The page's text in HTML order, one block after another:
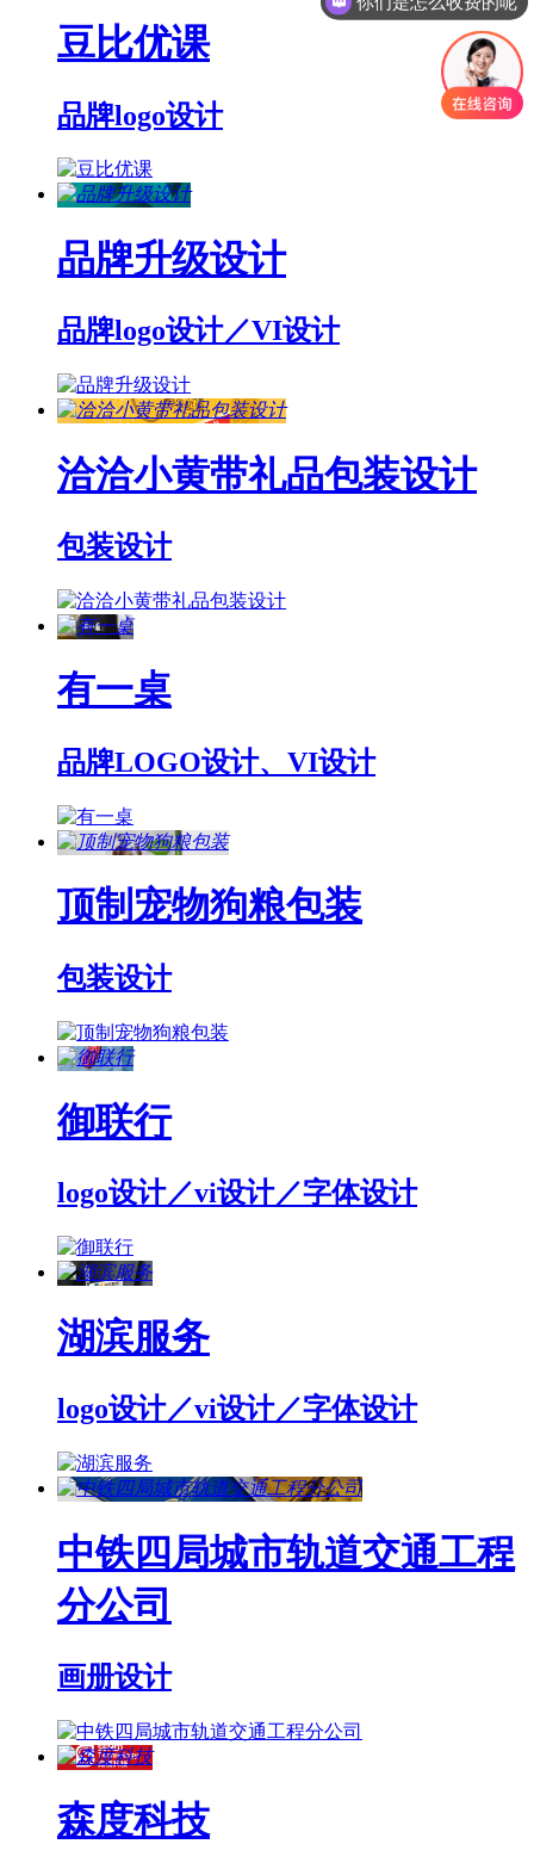
豆比优课
品牌logo设计
品牌升级设计
品牌logo设计／VI设计
洽洽小黄带礼品包装设计
包装设计
有一桌
品牌LOGO设计、VI设计
顶制宠物狗粮包装
包装设计
御联行
logo设计／vi设计／字体设计
湖滨服务
logo设计／vi设计／字体设计
中铁四局城市轨道交通工程
分公司
画册设计
森度科技